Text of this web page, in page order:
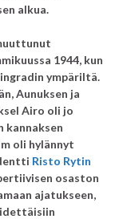
alkua.
1944, kun
ympäriltä.
Aunuksen ja
Airo oli jo
oli hylännyt
Risto Rytin
osaston
ajatukseen,